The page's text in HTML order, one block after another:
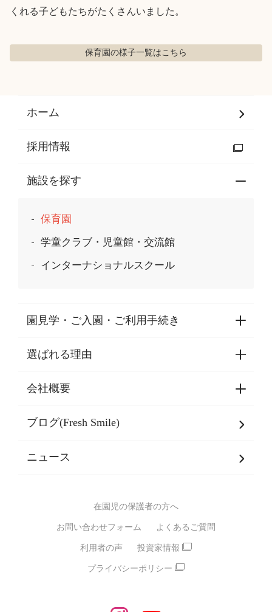
くれる子どもたちがたくさんいました。
保育園の様子一覧はこちら
ホーム
採用情報
施設を探す
保育園
学童クラブ・児童館・交流館
インターナショナルスクール
園見学・ご入園・ご利用手続き
園見学・ご入園・ご利用手続き
東京都認証保育所空き状況
選ばれる理由
選ばれる理由一覧
乳児期・幼児期・
バイリンガル保育園
スポーツ保育園
モンテッソーリ式保育園
STEAMS保育・学童
えいご
会社概要
会社概要
SDGsについて
ブログ(Fresh Smile)
ニュース
在園児の保護者の方へ
お問い合わせフォーム よくあるご質問
利用者の声 投資家情報
プライバシーポリシー